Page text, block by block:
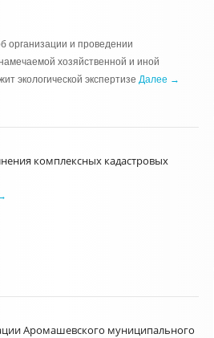
организации и проведении
хозяйственной и иной
экологической экспертизе Далее →
комплексных кадастровых
Аромашевского муниципального